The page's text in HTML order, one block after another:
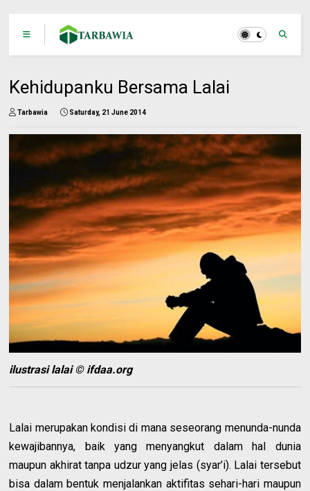
Kehidupanku Bersama Lalai
Tarbawia Saturday, 21 June 2014
ilustrasi lalai © ifdaa.org
Lalai merupakan kondisi di mana seseorang menunda-nunda
kewajibannya, baik yang menyangkut dalam hal dunia
maupun akhirat tanpa udzur yang jelas (syar’i). Lalai tersebut
bisa dalam bentuk menjalankan aktifitas sehari-hari maupun